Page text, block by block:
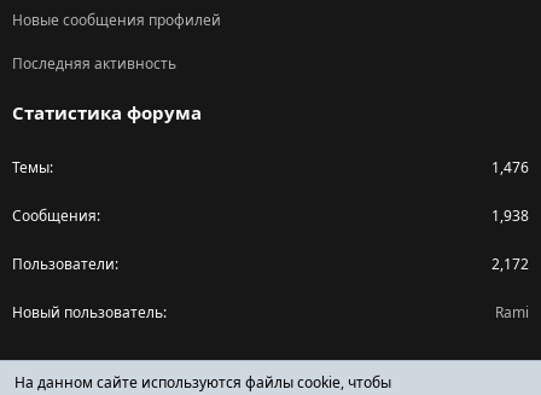
Новые сообщения профилей
Последняя активность
Статистика форума
Темы 1,476
Сообщения 1,938
Пользователи 2,172
Новый пользователь Rami
Поделиться страницей
На данном сайте используются файлы cookie, чтобы